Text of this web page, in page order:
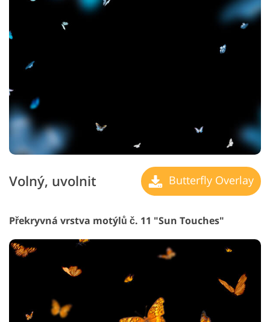
Volný, uvolnit Butterfly Overlay
Překryvná vrstva motýlů č. 11 "Sun Touches"